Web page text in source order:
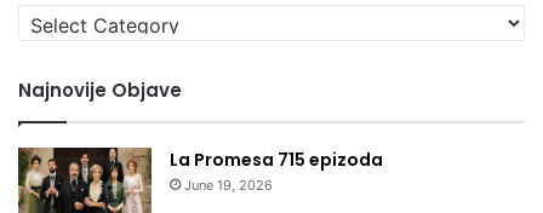
Izaberi
kategoriju
Najnovije Objave
La Promesa 715 epizoda
June 19, 2026